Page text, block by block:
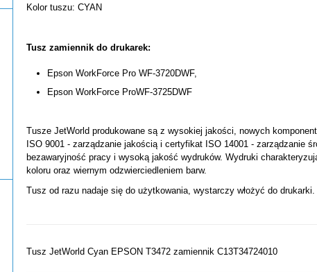
Kolor tuszu: CYAN
Tusz zamiennik do drukarek:
Epson WorkForce Pro WF-3720DWF,
Epson WorkForce ProWF-3725DWF
Tusze JetWorld produkowane są z wysokiej jakości, nowych
ISO 9001 - zarządzanie jakością i certyfikat ISO 14001 - zarządzanie
bezawaryjność pracy i wysoką jakość wydruków. Wydruki
koloru oraz wiernym odzwierciedleniem barw.
Tusz od razu nadaje się do użytkowania, wystarczy włożyć do drukarki.
Tusz JetWorld Cyan EPSON T3472 zamiennik C13T34724010